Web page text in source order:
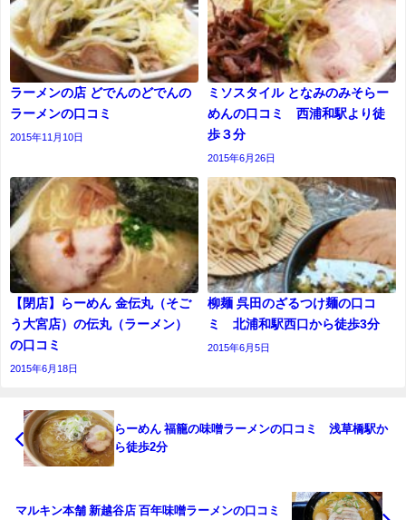
ラーメンの店 どでんのどでんの
ラーメンの口コミ
2015年11月10日
ミソスタイル となみのみそらー
めんの口コミ 西浦和駅より徒
歩３分
2015年6月26日
【閉店】らーめん 金伝丸（そご
う大宮店）の伝丸（ラーメン）
の口コミ
2015年6月18日
柳麺 呉田のざるつけ麺の口コ
ミ 北浦和駅西口から徒歩3分
2015年6月5日
らーめん 福籠の味噌ラーメンの口コミ 浅草橋駅か
ら徒歩2分
マルキン本舗 新越谷店 百年味噌ラーメンの口コミ